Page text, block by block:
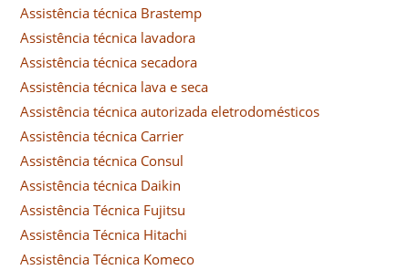
Assistência técnica Brastemp
Assistência técnica lavadora
Assistência técnica secadora
Assistência técnica lava e seca
Assistência técnica autorizada eletrodomésticos
Assistência técnica Carrier
Assistência técnica Consul
Assistência técnica Daikin
Assistência Técnica Fujitsu
Assistência Técnica Hitachi
Assistência Técnica Komeco